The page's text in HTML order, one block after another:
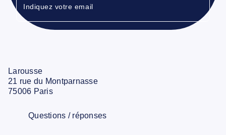
Indiquez votre email
Larousse
21 rue du Montparnasse
75006 Paris
Questions / réponses